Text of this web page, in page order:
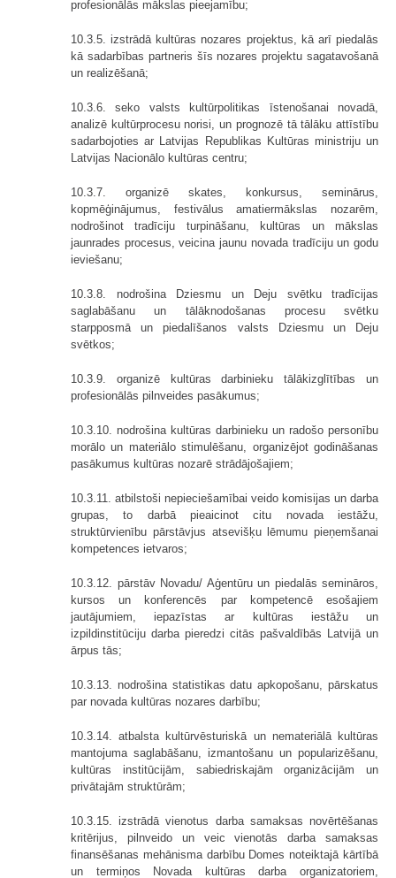
profesionālās mākslas pieejamību;
10.3.5. izstrādā kultūras nozares projektus, kā arī piedalās
kā sadarbības partneris šīs nozares projektu sagatavošanā
un realizēšanā;
10.3.6. seko valsts kultūrpolitikas īstenošanai novadā,
analizē kultūrprocesu norisi, un prognozē tā tālāku attīstību
sadarbojoties ar Latvijas Republikas Kultūras ministriju un
Latvijas Nacionālo kultūras centru;
10.3.7. organizē skates, konkursus, seminārus,
kopmēģinājumus, festivālus amatiermākslas nozarēm,
nodrošinot tradīciju turpināšanu, kultūras un mākslas
jaunrades procesus, veicina jaunu novada tradīciju un godu
ieviešanu;
10.3.8. nodrošina Dziesmu un Deju svētku tradīcijas
saglabāšanu un tālāknodošanas procesu svētku
starpposmā un piedalīšanos valsts Dziesmu un Deju
svētkos;
10.3.9. organizē kultūras darbinieku tālākizglītības un
profesionālās pilnveides pasākumus;
10.3.10. nodrošina kultūras darbinieku un radošo personību
morālo un materiālo stimulēšanu, organizējot godināšanas
pasākumus kultūras nozarē strādājošajiem;
10.3.11. atbilstoši nepieciešamībai veido komisijas un darba
grupas, to darbā pieaicinot citu novada iestāžu,
struktūrvienību pārstāvjus atsevišķu lēmumu pieņemšanai
kompetences ietvaros;
10.3.12. pārstāv Novadu/ Aģentūru un piedalās semināros,
kursos un konferencēs par kompetencē esošajiem
jautājumiem, iepazīstas ar kultūras iestāžu un
izpildinstitūciju darba pieredzi citās pašvaldībās Latvijā un
ārpus tās;
10.3.13. nodrošina statistikas datu apkopošanu, pārskatus
par novada kultūras nozares darbību;
10.3.14. atbalsta kultūrvēsturiskā un nemateriālā kultūras
mantojuma saglabāšanu, izmantošanu un popularizēšanu,
kultūras institūcijām, sabiedriskajām organizācijām un
privātajām struktūrām;
10.3.15. izstrādā vienotus darba samaksas novērtēšanas
kritērijus, pilnveido un veic vienotās darba samaksas
finansēšanas mehānisma darbību Domes noteiktajā kārtībā
un termiņos Novada kultūras darba organizatoriem,